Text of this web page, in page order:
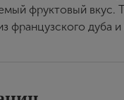
фруктовый вкус.
французского дуба